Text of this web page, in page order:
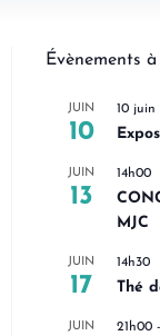
Évènements
JUIN
10
10 juin
JUIN
13
14h00
MJC
JUIN
17
14h30
Thé
JUIN 21h00 -